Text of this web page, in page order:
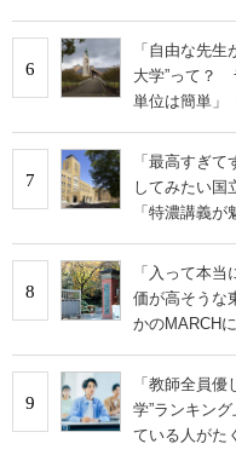
6
「自由な先
大学”って？
単位は簡単」
7
「最高すぎ
してみたい国
「特濃講義
8
「入って本
価が高そうな
かのMARCH
9
「教師全員
学”ランキン
ている人がた